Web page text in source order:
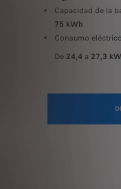
de 23,2 a 26,1 -
Capacidad de la
75 kWh
Consumo
De 24,4 a 27,3